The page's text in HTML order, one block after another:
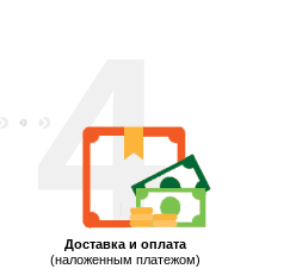
4
Доставка и оплата
(наложенным платежом)